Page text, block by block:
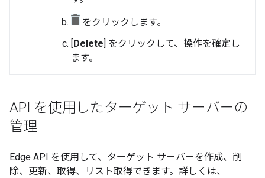
をクリックします。
Delete ] をクリックして、操作を確定し
ます。
API を使用したターゲット サーバーの
管理
Edge API を使用して、ターゲット サーバーを作成、削
除、更新、取得、リスト取得できます。詳しくは、